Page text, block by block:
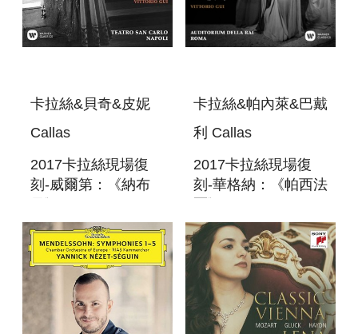
卡拉絲&貝奇&皮妮
Callas
2017卡拉絲現場復
刻-威爾第：《納布
NABUCCO
(NAPOLI,
20/12/1949)
卡拉絲&帕內萊&巴戴
利 Callas
2017卡拉絲現場復
刻-華格納：《帕西法
PARSIFAL (ROMA,
20-21/11/1950)